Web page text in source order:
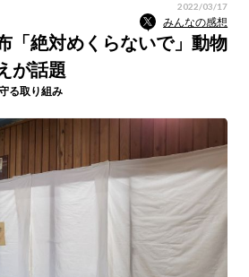
2022/03/17
みんなの感想
「絶対めくらないで」動物
が話題
る取り組み